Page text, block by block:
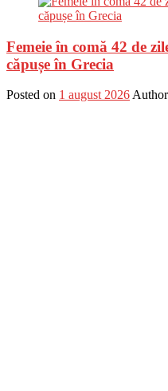
Femeie în comă 42 de
căpușe în Grecia
Posted on 1 august 2026 Author